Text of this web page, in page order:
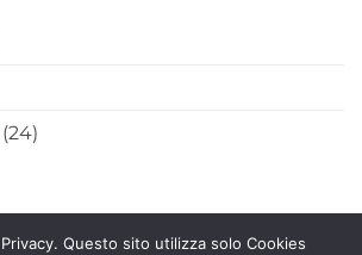
(24)
Privacy. Questo sito utilizza solo Cookies